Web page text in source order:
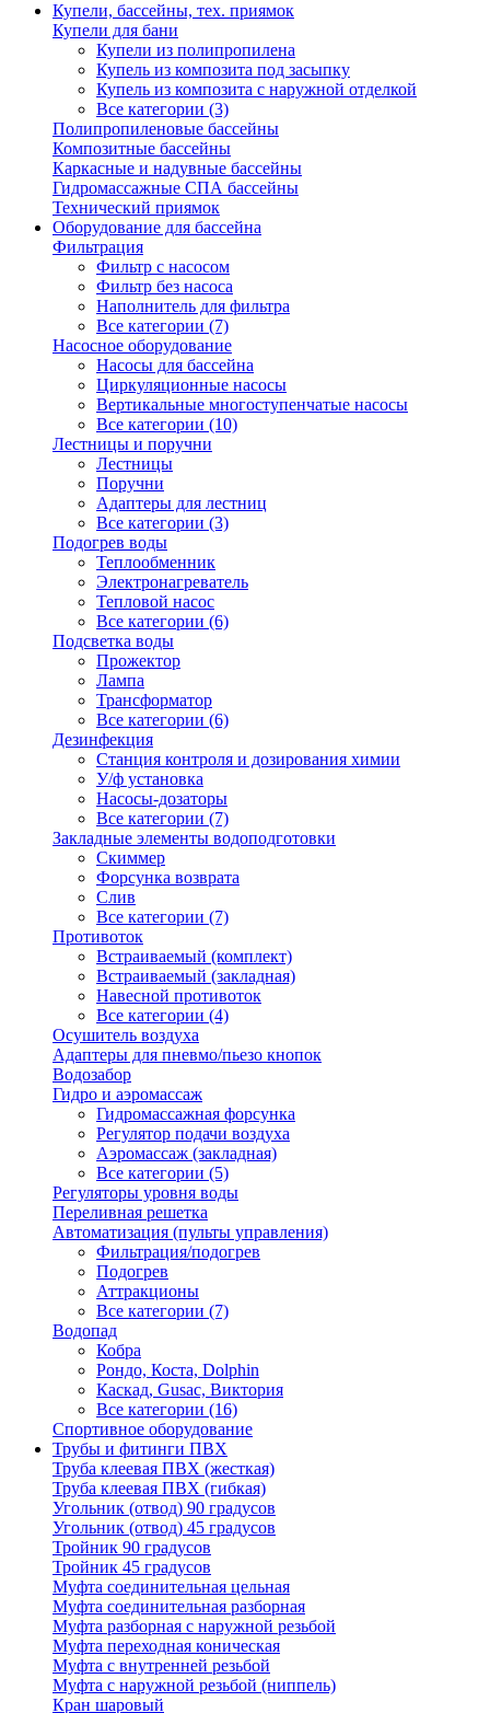
Купели, бассейны, тех. приямок
Купели для бани
Купели из полипропилена
Купель из композита под засыпку
Купель из композита с наружной отделкой
Все категории (3)
Полипропиленовые бассейны
Композитные бассейны
Каркасные и надувные бассейны
Гидромассажные СПА бассейны
Технический приямок
Оборудование для бассейна
Фильтрация
Фильтр с насосом
Фильтр без насоса
Наполнитель для фильтра
Все категории (7)
Насосное оборудование
Насосы для бассейна
Циркуляционные насосы
Вертикальные многоступенчатые насосы
Все категории (10)
Лестницы и поручни
Лестницы
Поручни
Адаптеры для лестниц
Все категории (3)
Подогрев воды
Теплообменник
Электронагреватель
Тепловой насос
Все категории (6)
Подсветка воды
Прожектор
Лампа
Трансформатор
Все категории (6)
Дезинфекция
Станция контроля и дозирования химии
У/ф установка
Насосы-дозаторы
Все категории (7)
Закладные элементы водоподготовки
Скиммер
Форсунка возврата
Слив
Все категории (7)
Противоток
Встраиваемый (комплект)
Встраиваемый (закладная)
Навесной противоток
Все категории (4)
Осушитель воздуха
Адаптеры для пневмо/пьезо кнопок
Водозабор
Гидро и аэромассаж
Гидромассажная форсунка
Регулятор подачи воздуха
Аэромассаж (закладная)
Все категории (5)
Регуляторы уровня воды
Переливная решетка
Автоматизация (пульты управления)
Фильтрация/подогрев
Подогрев
Аттракционы
Все категории (7)
Водопад
Кобра
Рондо, Коста, Dolphin
Каскад, Gusac, Виктория
Все категории (16)
Спортивное оборудование
Трубы и фитинги ПВХ
Труба клеевая ПВХ (жесткая)
Труба клеевая ПВХ (гибкая)
Угольник (отвод) 90 градусов
Угольник (отвод) 45 градусов
Тройник 90 градусов
Тройник 45 градусов
Муфта соединительная цельная
Муфта соединительная разборная
Муфта разборная с наружной резьбой
Муфта переходная коническая
Муфта с внутренней резьбой
Муфта с наружной резьбой (ниппель)
Кран шаровый